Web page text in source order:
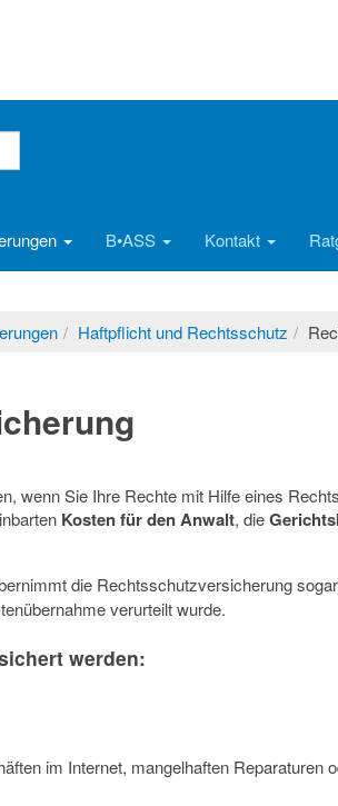
B•ASS Kontakt
Haftpflicht und Rechtsschutz
wenn Sie Ihre Rechte mit Hilfe eines
Kosten für den Anwalt, die
die Rechtsschutzversicherung
verurteilt wurde.
werden:
im Internet, mangelhaften Reparaturen